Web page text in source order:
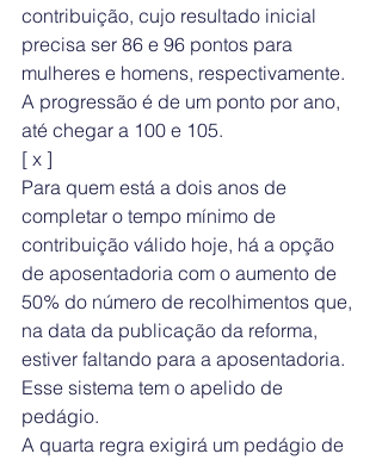
contribuição, cujo resultado inicial
precisa ser 86 e 96 pontos para
mulheres e homens, respectivamente.
A progressão é de um ponto por ano,
até chegar a 100 e 105.
[ x ]
Para quem está a dois anos de
completar o tempo mínimo de
contribuição válido hoje, há a opção
de aposentadoria com o aumento de
50% do número de recolhimentos que,
na data da publicação da reforma,
estiver faltando para a aposentadoria.
Esse sistema tem o apelido de
pedágio.
A quarta regra exigirá um pedágio de